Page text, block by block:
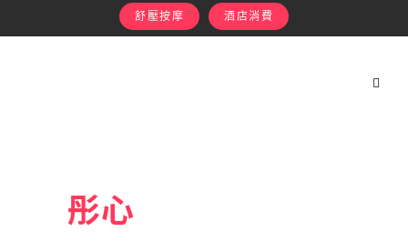
舒壓按摩 酒店消費
彤心